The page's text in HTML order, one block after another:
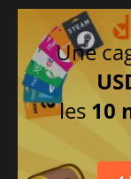
Une
les 10